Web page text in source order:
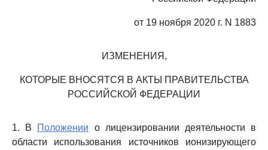
от 19 ноября 2020 г. N 1883
ИЗМЕНЕНИЯ,
КОТОРЫЕ ВНОСЯТСЯ В АКТЫ ПРАВИТЕЛЬСТВА
РОССИЙСКОЙ ФЕДЕРАЦИИ
1. В Положении о лицензировании деятельности в
области использования источников ионизирующего